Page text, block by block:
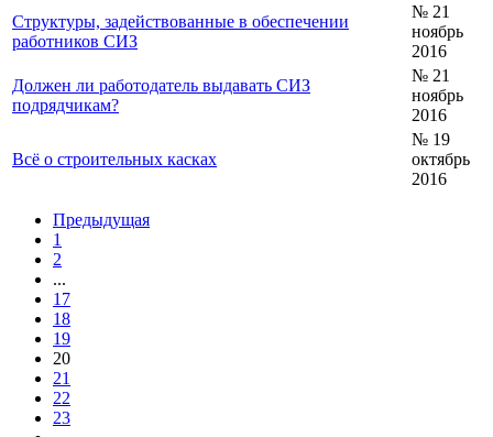
Структуры, задействованные в обеспечении
работников СИЗ
№ 21
ноябрь
2016
Должен ли работодатель выдавать СИЗ
подрядчикам?
№ 21
ноябрь
2016
Всё о строительных касках
№ 19
октябрь
2016
Предыдущая
1
2
...
17
18
19
20
21
22
23